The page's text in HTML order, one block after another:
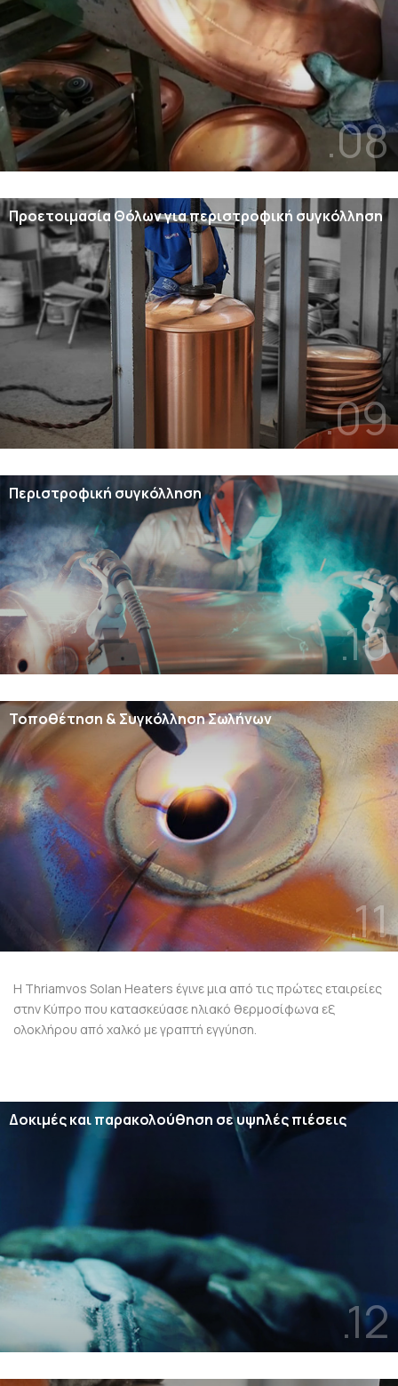
.08
Προετοιμασία Θόλων για περιστροφική συγκόλληση
.09
Περιστροφική συγκόλληση
.10
Τοποθέτηση & Συγκόλληση Σωλήνων
.11
Η Thriamvos Solan Heaters έγινε μια από τις πρώτες εταιρείες
στην Κύπρο που κατασκεύασε ηλιακό θερμοσίφωνα εξ
ολοκλήρου από χαλκό με γραπτή εγγύηση.
Δοκιμές και παρακολούθηση σε υψηλές πιέσεις
.12